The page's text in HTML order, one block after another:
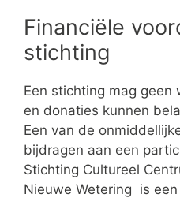
Financiële
stichting
Een stichting mag geen
en donaties kunnen
Een van de
bijdragen aan een
Stichting Cultureel
Nieuwe Wetering is